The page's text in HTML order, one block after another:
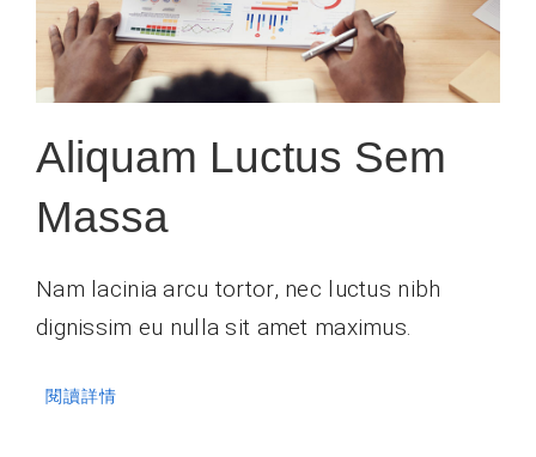
Aliquam Luctus Sem
Massa
Nam lacinia arcu tortor, nec luctus nibh
dignissim eu nulla sit amet maximus.
閱讀詳情